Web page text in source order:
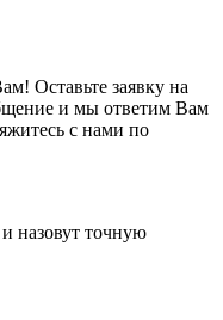
Оставьте заявку на
и мы ответим Вам
с нами по
назовут точную